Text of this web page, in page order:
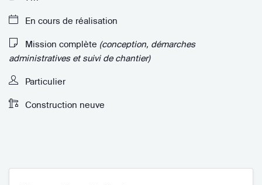
En cours de réalisation
Mission complète (conception, démarches
administratives et suivi de chantier)
Particulier
Construction neuve